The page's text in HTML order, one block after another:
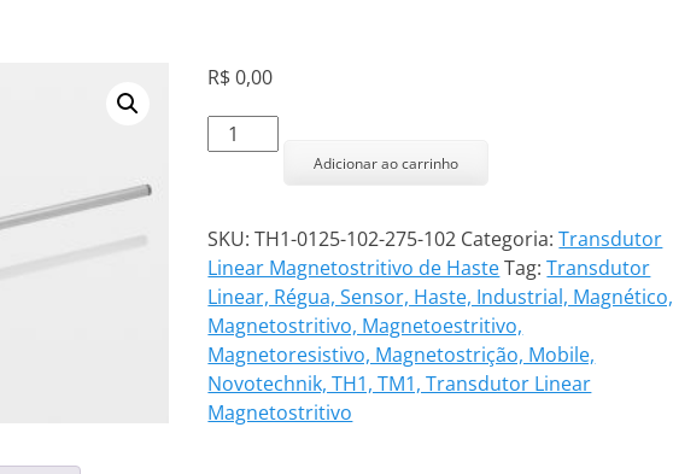
R$0,00
Transdutor
Linear
102-
275-
102
quantidade
Adicionar ao carrinho
SKU:TH1-0125-102-275-102 Categoria:Transdutor
Linear Magnetostritivo de Haste Tag:Transdutor
Linear, Régua, Sensor, Haste, Industrial, Magnético,
Magnetostritivo, Magnetoestritivo,
Magnetoresistivo, Magnetostrição, Mobile,
Novotechnik, TH1, TM1, Transdutor Linear
Magnetostritivo